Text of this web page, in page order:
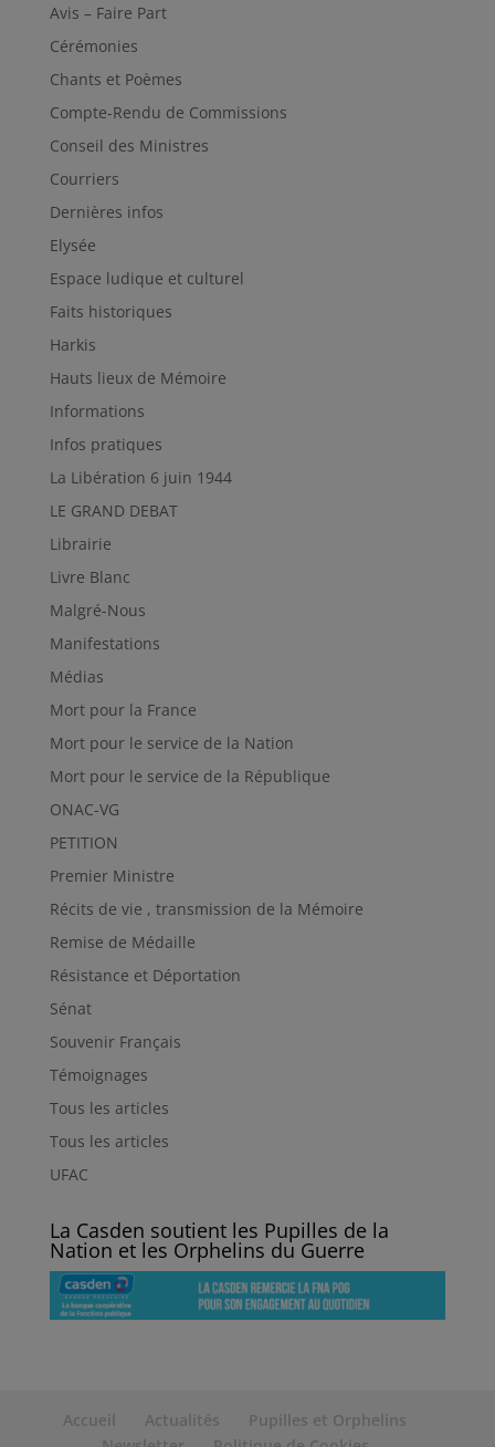
Avis – Faire Part
Cérémonies
Chants et Poèmes
Compte-Rendu de Commissions
Conseil des Ministres
Courriers
Dernières infos
Elysée
Espace ludique et culturel
Faits historiques
Harkis
Hauts lieux de Mémoire
Informations
Infos pratiques
La Libération 6 juin 1944
LE GRAND DEBAT
Librairie
Livre Blanc
Malgré-Nous
Manifestations
Médias
Mort pour la France
Mort pour le service de la Nation
Mort pour le service de la République
ONAC-VG
PETITION
Premier Ministre
Récits de vie , transmission de la Mémoire
Remise de Médaille
Résistance et Déportation
Sénat
Souvenir Français
Témoignages
Tous les articles
Tous les articles
UFAC
La Casden soutient les Pupilles de la
Nation et les Orphelins du Guerre
Accueil Actualités
Pupilles et Orphelins